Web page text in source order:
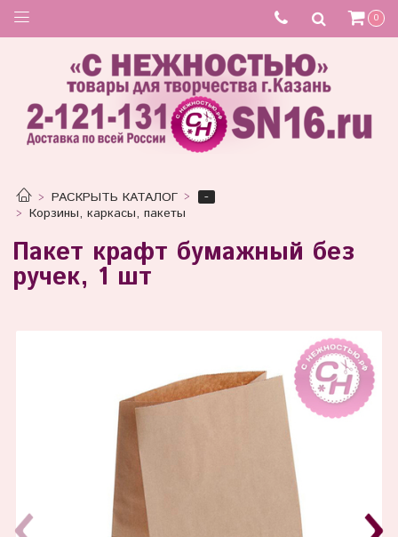
0
РАСКРЫТЬ КАТАЛОГ
-
Корзины, каркасы, пакеты
Пакет крафт бумажный без
ручек, 1 шт